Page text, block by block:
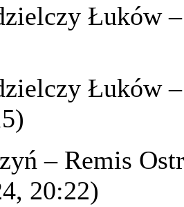
Łuków
– Remis
20:22)